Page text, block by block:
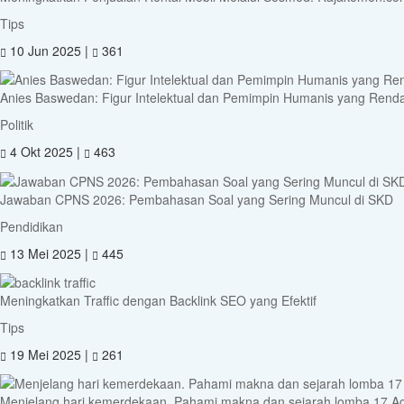
Tips
10 Jun 2025 |
361
Anies Baswedan: Figur Intelektual dan Pemimpin Humanis yang
Politik
4 Okt 2025 |
463
Jawaban CPNS 2026: Pembahasan Soal yang Sering Muncul di SKD
Pendidikan
13 Mei 2025 |
445
Meningkatkan Traffic dengan Backlink SEO yang Efektif
Tips
19 Mei 2025 |
261